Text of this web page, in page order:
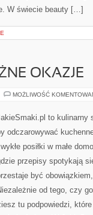
W świecie beauty […]
OKAZJE
MOŻLIWOŚĆ
to kulinarny
odczarowywać
posiłki w małe
przepisy spotykają
być
od tego, czy
tu podpowiedzi,